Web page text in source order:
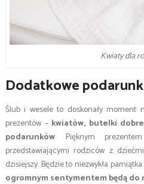
Kwiaty dla
Dodatkowe
Ślub i wesele to doskonały moment
prezentów – kwiatów, butelki
podarunków. Pięknym
przedstawiającymi rodziców z
dzisiejszy. Będzie to niezwykła
ogromnym sentymentem będą do